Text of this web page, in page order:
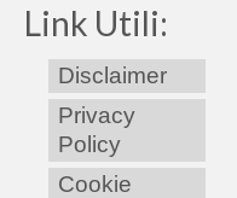
Link Utili:
Disclaimer
Privacy
Policy
Cookie